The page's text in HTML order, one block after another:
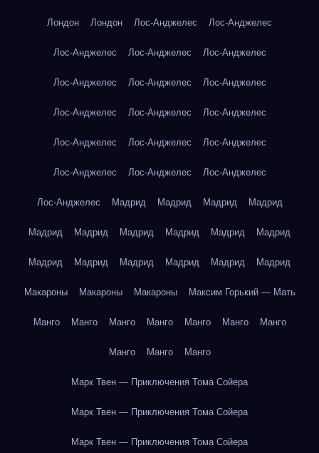
Лондон Лондон Лос-Анджелес Лос-Анджелес
Лос-Анджелес Лос-Анджелес Лос-Анджелес
Лос-Анджелес Лос-Анджелес Лос-Анджелес
Лос-Анджелес Лос-Анджелес Лос-Анджелес
Лос-Анджелес Лос-Анджелес Лос-Анджелес
Лос-Анджелес Лос-Анджелес Лос-Анджелес
Лос-Анджелес Мадрид Мадрид Мадрид Мадрид
Мадрид Мадрид Мадрид Мадрид Мадрид Мадрид
Мадрид Мадрид Мадрид Мадрид Мадрид Мадрид
Макароны Макароны Макароны Максим Горький — Мать
Манго Манго Манго Манго Манго Манго Манго
Манго Манго Манго
Марк Твен — Приключения Тома Сойера
Марк Твен — Приключения Тома Сойера
Марк Твен — Приключения Тома Сойера